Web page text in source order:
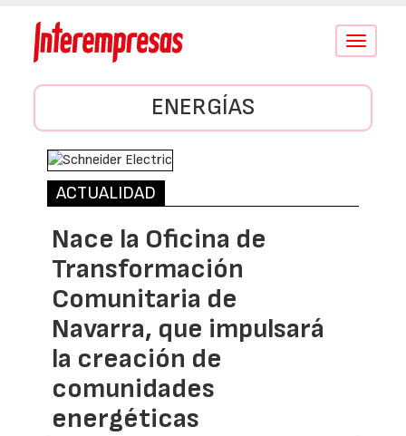
Conmutar
ENERGÍAS
ACTUALIDAD
Nace la Oficina de
Transformación
Comunitaria de
Navarra, que impulsará
la creación de
comunidades
energéticas